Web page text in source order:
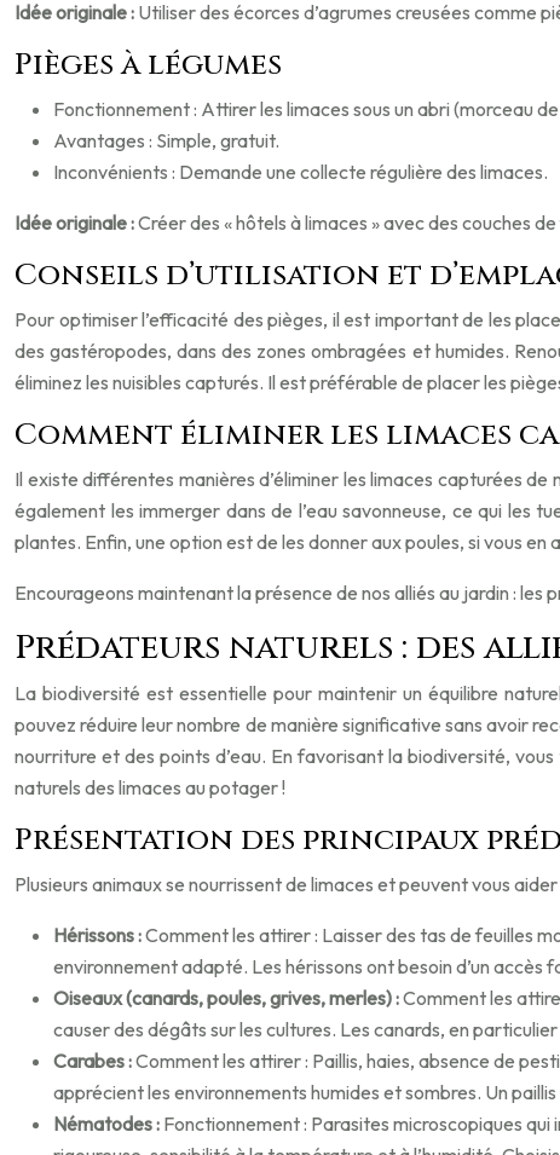
Idée originale : Utiliser des écorces d’agrumes creusées comme
Pièges à légumes
Fonctionnement : Attirer les limaces sous un abri (morceau
Avantages : Simple, gratuit.
Inconvénients : Demande une collecte régulière des limaces.
Idée originale :Créer des « hôtels à limaces » avec des couches
Conseils d’utilisation et
Pour optimiser l’efficacité des pièges, il est important de les
des gastéropodes, dans des zones ombragées et humides.
éliminez les nuisibles capturés. Il est préférable de placer les
Comment éliminer les limaces
Il existe différentes manières d’éliminer les limaces capturées
également les immerger dans de l’eau savonneuse, ce qui les
plantes. Enfin, une option est de les donner aux poules, si vous en
Encourageons maintenant la présence de nos alliés au jardin : les
Prédateurs naturels : des
La biodiversité est essentielle pour maintenir un équilibre
pouvez réduire leur nombre de manière significative sans avoir
nourriture et des points d’eau. En favorisant la biodiversité,
naturels des limaces au potager !
Présentation des principaux
Plusieurs animaux se nourrissent de limaces et peuvent vous
Hérissons :Comment les attirer : Laisser des tas de feuilles
environnement adapté. Les hérissons ont besoin d’un accès
Oiseaux (canards, poules, grives, merles) :Comment les
causer des dégâts sur les cultures. Les canards, en
Carabes :Comment les attirer : Paillis, haies, absence de
apprécient les environnements humides et sombres. Un
Nématodes : Fonctionnement : Parasites microscopiques